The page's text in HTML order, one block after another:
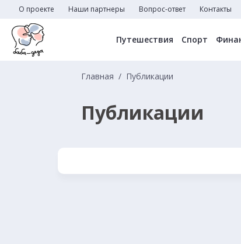
О проекте Наши партнеры Вопрос-ответ Контакты
Путешествия Спорт
Главная Публикации
Публикации